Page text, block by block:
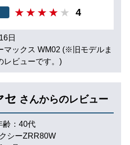
4
日
マックス WM02 (※旧モデルま
レビューです。)
セ さんからのレビュー
齢： 40代
シーZRR80W